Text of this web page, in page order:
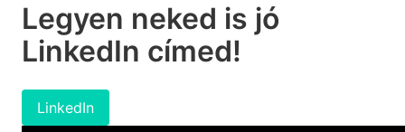
Legyen neked is jó
LinkedIn címed!
LinkedIn